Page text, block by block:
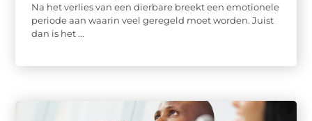
Na het verlies van een dierbare breekt een emotionele
periode aan waarin veel geregeld moet worden. Juist
dan is het ...